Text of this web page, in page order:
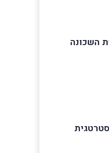
השכונה